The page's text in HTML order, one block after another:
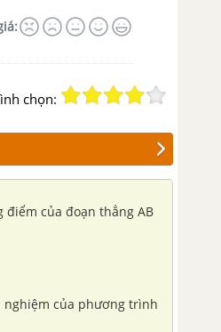
chọn:
điểm của đoạn thẳng AB
của phương trình